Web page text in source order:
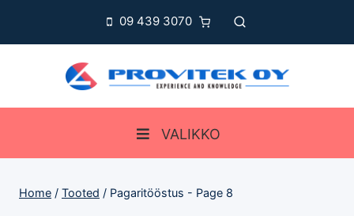
09 439 3070
VALIKKO
Home / Tooted / Pagaritööstus - Page 8